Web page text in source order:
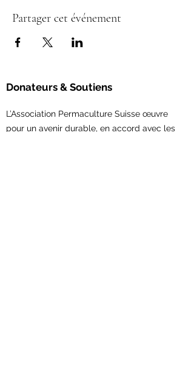
Partager cet événement
Donateurs & Soutiens
L’Association Permaculture Suisse œuvre
pour un avenir durable, en accord avec les